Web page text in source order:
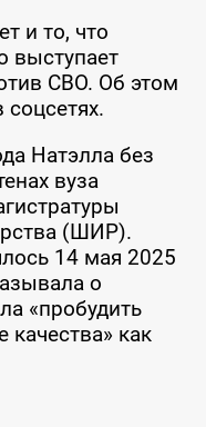
и то, что
выступает
СВО. Об этом
Натэлла без
вуза
(ШИР).
14 мая 2025
о
«пробудить
качества» как